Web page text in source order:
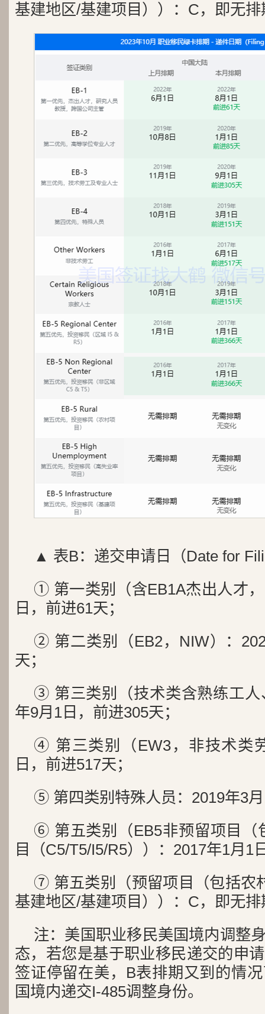
基建地区/基建项目））：C，即无排
▲ 表B：递交申请日（Date for
① 第一类别（含EB1A杰出人才
日，前进61天；
② 第二类别（EB2，NIW）：
天；
③ 第三类别（技术类含熟练工人
年9月1日，前进305天；
④ 第三类别（EW3，非技术类
日，前进517天；
⑤ 第四类别特殊人员：2019年3
⑥ 第五类别（EB5非预留项目（
目（C5/T5/I5/R5））：2017年1月1
⑦ 第五类别（预留项目（包括农
基建地区/基建项目））：C，即无
注：美国职业移民美国境内调整
态，若您是基于职业移民递交的申
签证停留在美，B表排期又到的情
国境内递交I-485调整身份。